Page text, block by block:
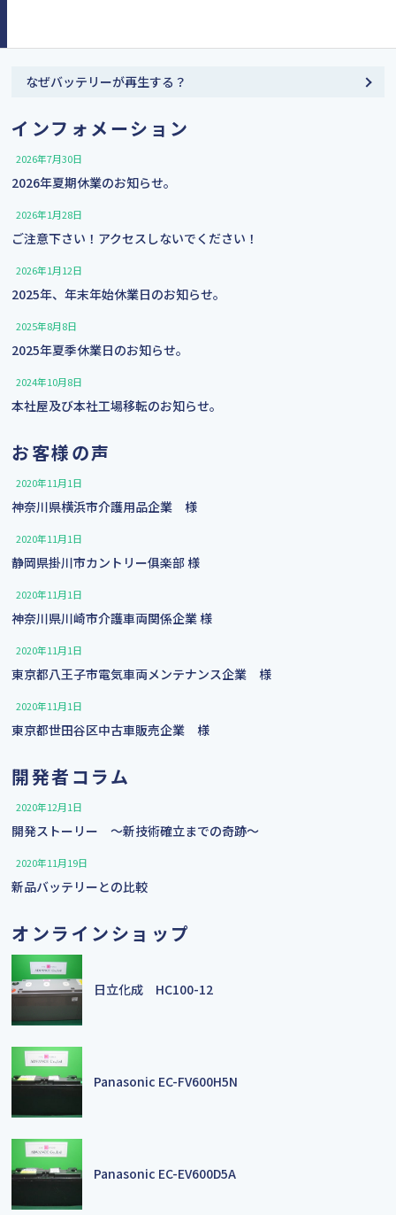
なぜバッテリーが再生する？
インフォメーション
2026年7月30日
2026年夏期休業のお知らせ。
2026年1月28日
ご注意下さい！アクセスしないでください！
2026年1月12日
2025年、年末年始休業日のお知らせ。
2025年8月8日
2025年夏季休業日のお知らせ。
2024年10月8日
本社屋及び本社工場移転のお知らせ。
お客様の声
2020年11月1日
神奈川県横浜市介護用品企業 様
2020年11月1日
静岡県掛川市カントリー俱楽部 様
2020年11月1日
神奈川県川崎市介護⾞両関係企業 様
2020年11月1日
東京都八王子市電気車両メンテナンス企業 様
2020年11月1日
東京都世田谷区中古車販売企業 様
開発者コラム
2020年12月1日
開発ストーリー 〜新技術確立までの奇跡〜
2020年11月19日
新品バッテリーとの比較
オンラインショップ
日立化成 HC100-12
Panasonic EC-FV600H5N
Panasonic EC-EV600D5A